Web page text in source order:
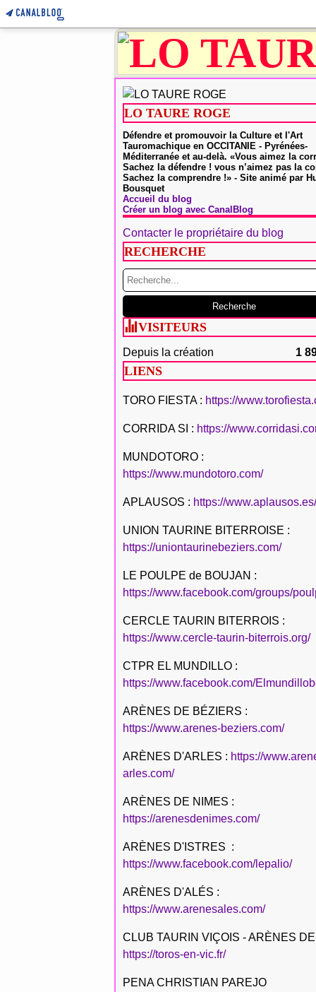
LO TAURE ROGE
Défendre et promouvoir la Culture et l'Art
Tauromachique en OCCITANIE - Pyrénées-
Méditerranée et au-delà. «Vous aimez la
Sachez la défendre ! vous n’aimez pas la
Sachez la comprendre !» - Site animé par
Bousquet
Accueil du blog
Créer un blog avec CanalBlog
Contacter le propriétaire du blog
RECHERCHE
VISITEURS
Depuis la création 1
LIENS
TORO FIESTA : https://
CORRIDA SI : https://
MUNDOTORO :
https://www.mundotoro.com/
APLAUSOS : https://www.aplausos.es/
UNION TAURINE BITERROISE :
https://uniontaurinebeziers.com/
LE POULPE de BOUJAN :
https://www.facebook.com/groups/
CERCLE TAURIN BITERROIS :
https://www.cercle-taurin-biterrois.org/
CTPR EL MUNDILLO :
https://www.facebook.com/
ARÈNES DE BÉZIERS :
https://www.arenes-beziers.com/
ARÈNES D'ARLES : https://
arles.com/
ARÈNES DE NIMES :
https://arenesdenimes.com/
ARÈNES D'ISTRES :
https://www.facebook.com/lepalio/
ARÈNES D'ALÉS :
https://www.arenesales.com/
CLUB TAURIN VIÇOIS - ARÈNES
https://toros-en-vic.fr/
PENA CHRISTIAN PAREJO